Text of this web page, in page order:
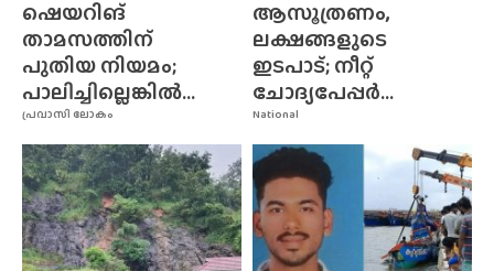
പ്രവാസി ലോകം
ഷെയറിങ്
താമസത്തിന്
പുതിയ നിയമം;
പാലിച്ചില്ലെങ്കിൽ...
National
ആസൂത്രണം,
ലക്ഷങ്ങളുടെ
ഇടപാട്; നീറ്റ്
ചോദ്യപേപ്പർ...